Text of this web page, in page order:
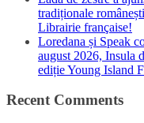
tradiționale
Librairie française!
Loredana și Speak
august 2026, Insula
ediție Young Island
Recent Comments